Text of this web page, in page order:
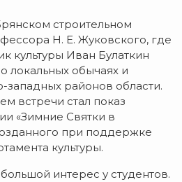
строительном
Н. Е. Жуковского, где
культуры Иван Булаткин
локальных обычаях и
районов области.
встречи стал показ
«Зимние Святки в
при поддержке
культуры.
интерес у студентов.